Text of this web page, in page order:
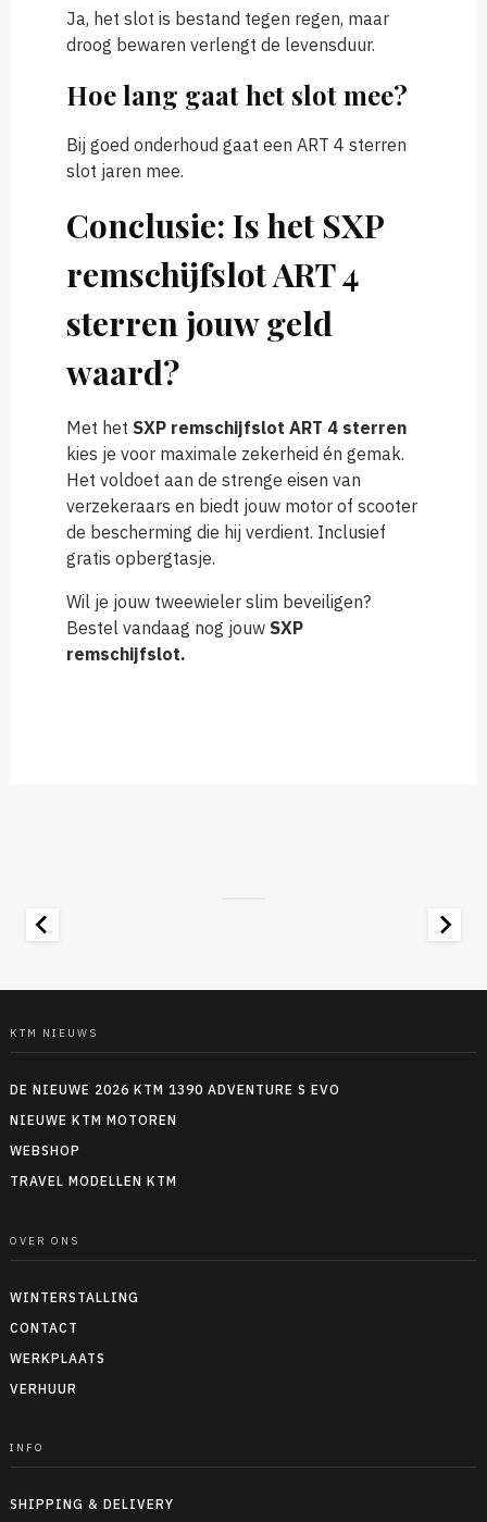
Ja, het slot is bestand tegen regen, maar
droog bewaren verlengt de levensduur.
Hoe lang gaat het slot mee?
Bij goed onderhoud gaat een ART 4 sterren
slot jaren mee.
Conclusie: Is het SXP
remschijfslot ART 4
sterren jouw geld
waard?
Met het SXP remschijfslot ART 4 sterren
kies je voor maximale zekerheid én gemak.
Het voldoet aan de strenge eisen van
verzekeraars en biedt jouw motor of scooter
de bescherming die hij verdient. Inclusief
gratis opbergtasje.
Wil je jouw tweewieler slim beveiligen?
Bestel vandaag nog jouw SXP
remschijfslot.
KTM NIEUWS
DE NIEUWE 2026 KTM 1390 ADVENTURE S EVO
NIEUWE KTM MOTOREN
WEBSHOP
TRAVEL MODELLEN KTM
OVER ONS
WINTERSTALLING
CONTACT
WERKPLAATS
VERHUUR
INFO
SHIPPING & DELIVERY